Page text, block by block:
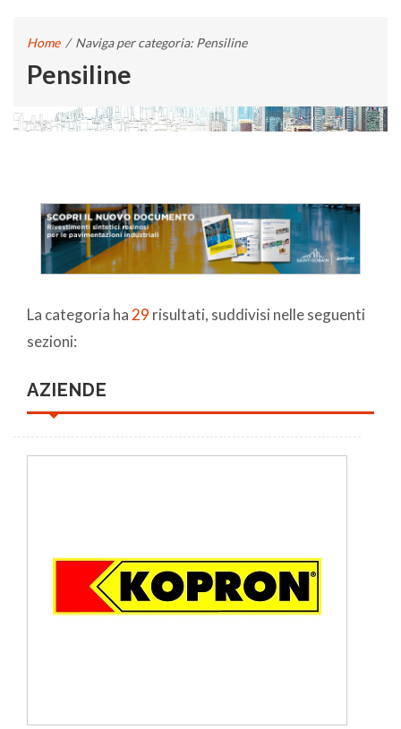
Home / Naviga per categoria: Pensiline
Pensiline
La categoria ha 29 risultati, suddivisi nelle seguenti
sezioni:
AZIENDE